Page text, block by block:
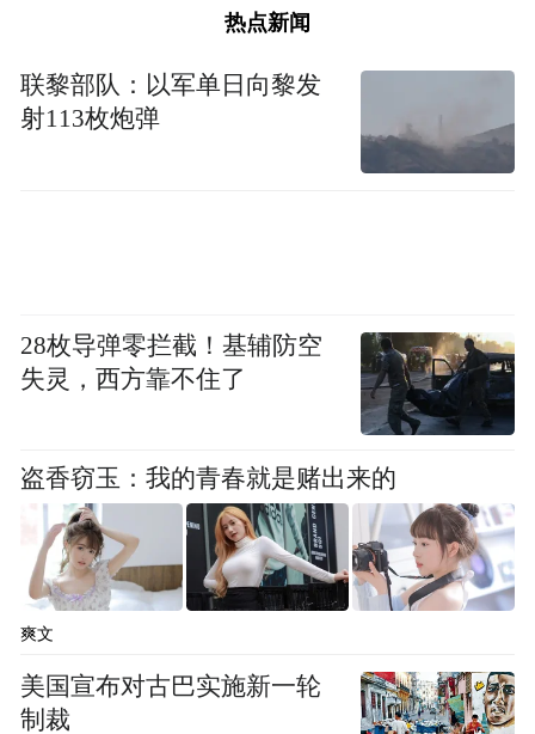
热点新闻
联黎部队：以军单日向黎发
射113枚炮弹
28枚导弹零拦截！基辅防空
失灵，西方靠不住了
盗香窃玉：我的青春就是赌出来的
爽文
美国宣布对古巴实施新一轮
制裁